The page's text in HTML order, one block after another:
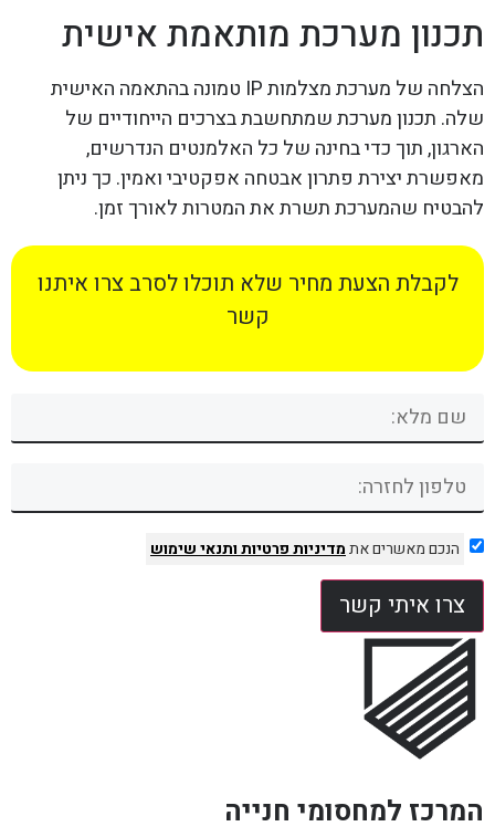
תכנון מערכת מותאמת אישית
הצלחה של מערכת מצלמות IP טמונה בהתאמה האישית
שלה. תכנון מערכת שמתחשבת בצרכים הייחודיים של
הארגון, תוך כדי בחינה של כל האלמנטים הנדרשים,
מאפשרת יצירת פתרון אבטחה אפקטיבי ואמין. כך ניתן
להבטיח שהמערכת תשרת את המטרות לאורך זמן.
לקבלת הצעת מחיר שלא תוכלו לסרב צרו איתנו
קשר
הנכם מאשרים אתמדיניות פרטיותותנאי שימוש
צרו איתי קשר
המרכז למחסומי חנייה